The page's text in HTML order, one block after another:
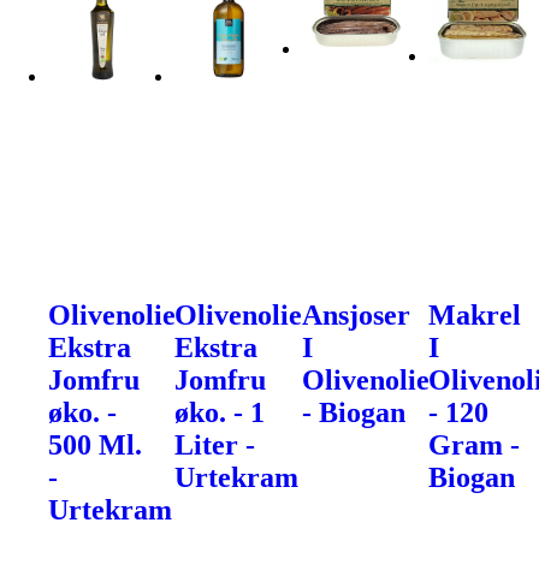
Olivenolie
Ekstra
Jomfru
øko. -
500 Ml.
-
Urtekram
Olivenolie
Ekstra
Jomfru
øko. - 1
Liter -
Urtekram
Ansjoser
I
Olivenolie
- Biogan
Makrel
I
- 120
Gram -
Biogan